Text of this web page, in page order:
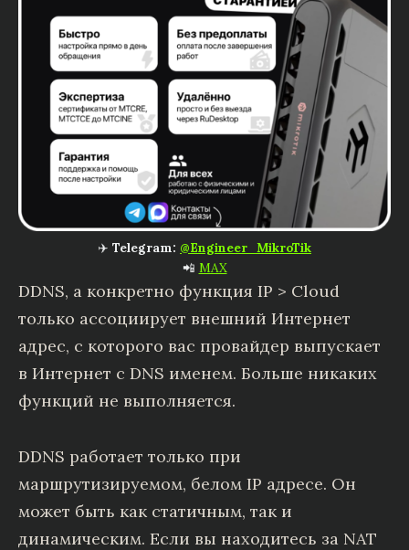
✈️ Telegram: @Engineer_MikroTik
📲 MAX
DDNS, а конкретно функция IP > Cloud
только ассоциирует внешний Интернет
адрес, с которого вас провайдер выпускает
в Интернет с DNS именем. Больше никаких
функций не выполняется.
DDNS работает только при
маршрутизируемом, белом IP адресе. Он
может быть как статичным, так и
динамическим. Если вы находитесь за NAT